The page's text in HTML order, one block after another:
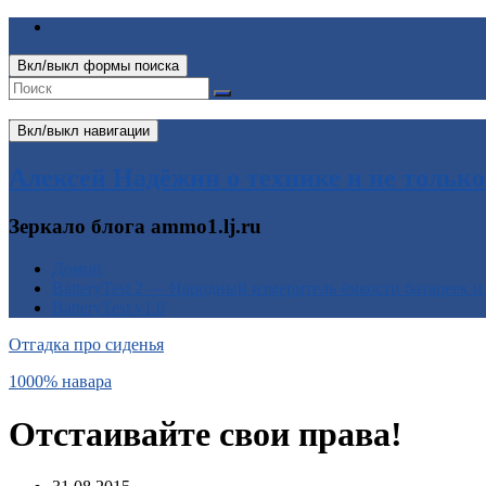
Вкл/выкл формы поиска
Вкл/выкл навигации
Алексей Надёжин о технике и не только
Зеркало блога ammo1.lj.ru
Отгадка про сиденья
1000% навара
Отстаивайте свои права!